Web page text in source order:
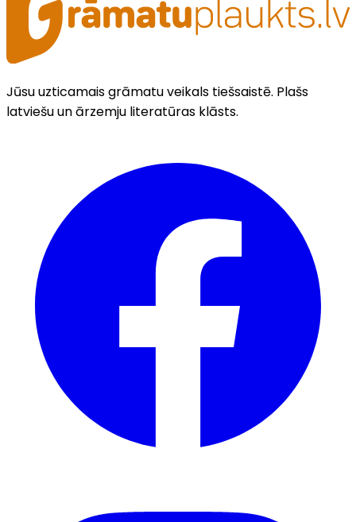
Jūsu uzticamais grāmatu veikals tiešsaistē. Plašs
latviešu un ārzemju literatūras klāsts.